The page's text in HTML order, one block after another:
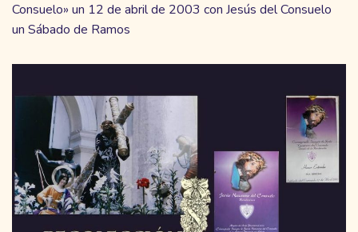
Consuelo» un 12 de abril de 2003 con Jesús del Consuelo
un Sábado de Ramos